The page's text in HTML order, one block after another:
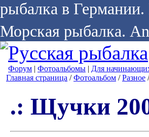
рыбалка в
Морская рыбалка.
Форум | Фотоальбомы | Для
Главная страница /Фотоальбом /Разное
.: Щучки